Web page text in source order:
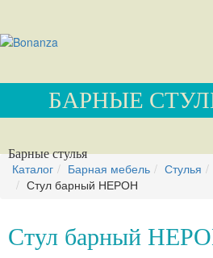
БАРНЫЕ
Барные стулья
Каталог Барная мебель Стулья
Стул барный НЕРОН
Стул барный